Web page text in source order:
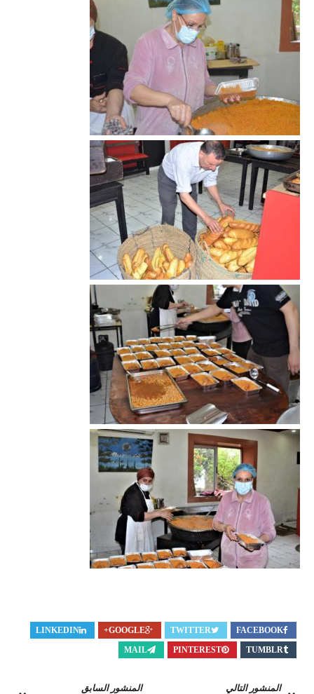
FACEBOOK
TWITTER
GOOGLE+
LINKEDIN
TUMBLR
PINTEREST
MAIL
المنشور السابق المنشور التالي